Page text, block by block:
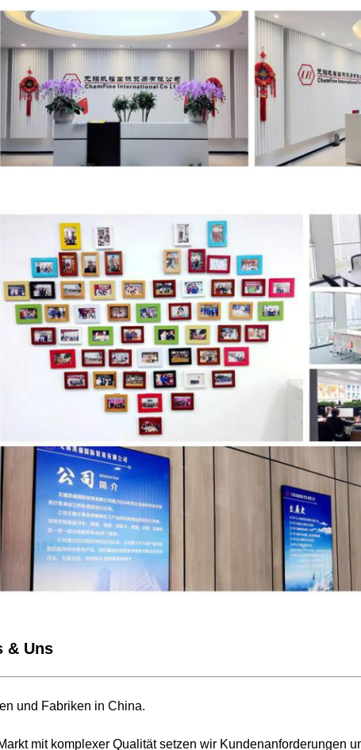
& Uns
und Fabriken in China.
mit komplexer Qualität setzen wir Kundenanforderungen